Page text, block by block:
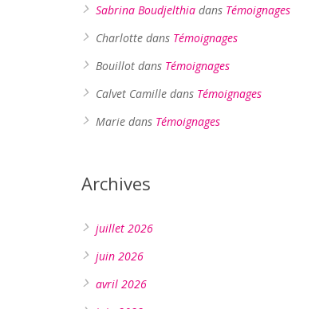
Sabrina Boudjelthia dans Témoignages
Charlotte dans Témoignages
Bouillot dans Témoignages
Calvet Camille dans Témoignages
Marie dans Témoignages
Archives
juillet 2026
juin 2026
avril 2026